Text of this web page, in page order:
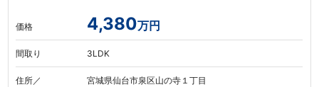
価格 4,380万円
間取り 3LDK
住所／
宮城県仙台市泉区山の寺１丁目